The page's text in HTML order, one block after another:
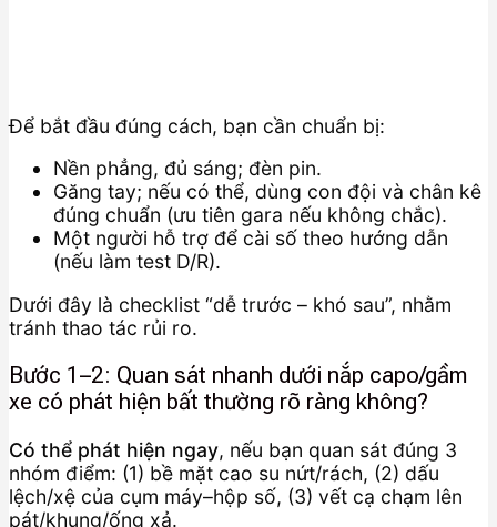
Để bắt đầu đúng cách, bạn cần chuẩn bị:
Nền phẳng, đủ sáng; đèn pin.
Găng tay; nếu có thể, dùng con đội và chân kê
đúng chuẩn (ưu tiên gara nếu không chắc).
Một người hỗ trợ để cài số theo hướng dẫn
(nếu làm test D/R).
Dưới đây là checklist “dễ trước – khó sau”, nhằm
tránh thao tác rủi ro.
Bước 1–2: Quan sát nhanh dưới nắp capo/gầm
xe có phát hiện bất thường rõ ràng không?
Có thể phát hiện ngay, nếu bạn quan sát đúng 3
nhóm điểm: (1) bề mặt cao su nứt/rách, (2) dấu
lệch/xệ của cụm máy–hộp số, (3) vết cạ chạm lên
pát/khung/ống xả.